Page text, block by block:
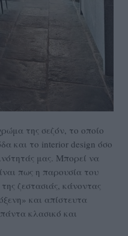
της σεζόν, το οποίο
και το interior design όσο
μας. Μπορεί να
πως η παρουσία του
ζεστασιάς, κάνοντας
και απίστευτα
κλασικό και